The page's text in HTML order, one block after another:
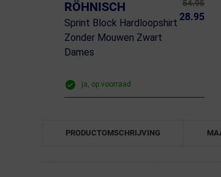
RÖHNISCH
Sprint Block Hardloopshirt
Zonder Mouwen Zwart
Dames
54.95
28.95
ja, op voorraad
PRODUCTOMSCHRIJVING